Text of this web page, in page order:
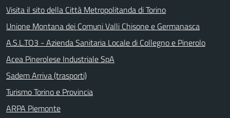
Visita il sito della Città Metropolitanda di Torino
Unione Montana dei Comuni Valli Chisone e Germanasca
A.S.L.TO3 - Azienda Sanitaria Locale di Collegno e Pinerolo
Acea Pinerolese Industriale SpA
Sadem Arriva (trasporti)
Turismo Torino e Provincia
ARPA Piemonte